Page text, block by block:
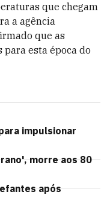
que chegam
a agência
que as
esta época do
impulsionar
morre aos 80
após